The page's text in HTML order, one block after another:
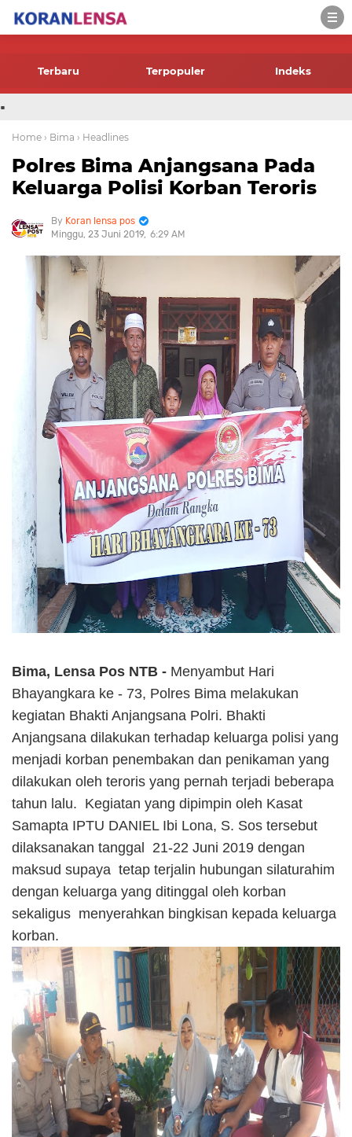
-->
Terbaru Terpopuler Indeks
.
Home › Bima › Headlines
Polres Bima Anjangsana Pada
Keluarga Polisi Korban Teroris
Koran lensa pos
Minggu, 23 Juni 2019 6:29 AM
Bima, Lensa Pos NTB - Menyambut Hari
Bhayangkara ke - 73, Polres Bima melakukan
kegiatan Bhakti Anjangsana Polri. Bhakti
Anjangsana dilakukan terhadap keluarga polisi yang
menjadi korban penembakan dan penikaman yang
dilakukan oleh teroris yang pernah terjadi beberapa
tahun lalu. Kegiatan yang dipimpin oleh Kasat
Samapta IPTU DANIEL Ibi Lona, S. Sos tersebut
dilaksanakan tanggal 21-22 Juni 2019 dengan
maksud supaya tetap terjalin hubungan silaturahim
dengan keluarga yang ditinggal oleh korban
sekaligus menyerahkan bingkisan kepada keluarga
korban.